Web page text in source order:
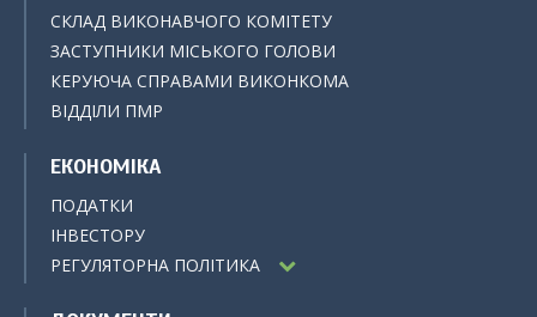
СКЛАД ВИКОНАВЧОГО КОМІТЕТУ
ЗАСТУПНИКИ МІСЬКОГО ГОЛОВИ
КЕРУЮЧА СПРАВАМИ ВИКОНКОМА
ВІДДІЛИ ПМР
ЕКОНОМІКА
ПОДАТКИ
ІНВЕСТОРУ
РЕГУЛЯТОРНА ПОЛІТИКА